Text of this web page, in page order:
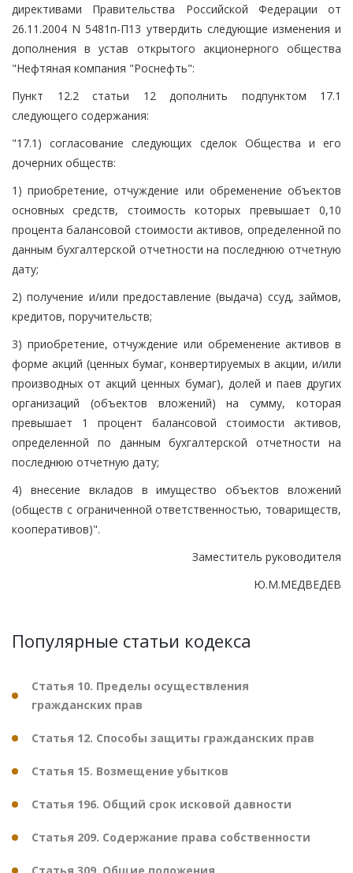
директивами Правительства Российской Федерации от
26.11.2004 N 5481п-П13 утвердить следующие изменения и
дополнения в устав открытого акционерного общества
"Нефтяная компания "Роснефть":
Пункт 12.2 статьи 12 дополнить подпунктом 17.1
следующего содержания:
"17.1) согласование следующих сделок Общества и его
дочерних обществ:
1) приобретение, отчуждение или обременение объектов
основных средств, стоимость которых превышает 0,10
процента балансовой стоимости активов, определенной по
данным бухгалтерской отчетности на последнюю отчетную
дату;
2) получение и/или предоставление (выдача) ссуд, займов,
кредитов, поручительств;
3) приобретение, отчуждение или обременение активов в
форме акций (ценных бумаг, конвертируемых в акции, и/или
производных от акций ценных бумаг), долей и паев других
организаций (объектов вложений) на сумму, которая
превышает 1 процент балансовой стоимости активов,
определенной по данным бухгалтерской отчетности на
последнюю отчетную дату;
4) внесение вкладов в имущество объектов вложений
(обществ с ограниченной ответственностью, товариществ,
кооперативов)".
Заместитель руководителя
Ю.М.МЕДВЕДЕВ
Популярные статьи кодекса
Статья 10. Пределы осуществления
гражданских прав
Статья 12. Способы защиты гражданских прав
Статья 15. Возмещение убытков
Статья 196. Общий срок исковой давности
Статья 209. Содержание права собственности